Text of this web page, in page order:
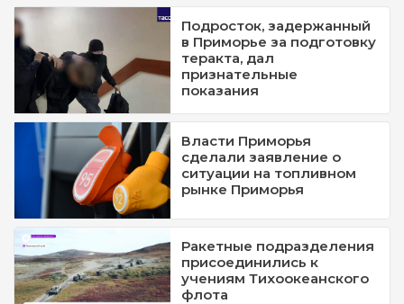
Подросток, задержанный
в Приморье за подготовку
теракта, дал
признательные
показания
Власти Приморья
сделали заявление о
ситуации на топливном
рынке Приморья
Ракетные подразделения
присоединились к
учениям Тихоокеанского
флота